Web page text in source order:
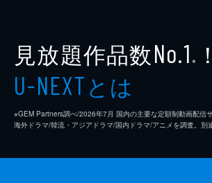
見放題作品数No.1 ※ ！
U-NEXTとは
※GEM Partners調べ/2026年7⽉ 国内の主要な定額制動画配信
海外ドラマ/韓流・アジアドラマ/国内ドラマ/アニメを調査。別